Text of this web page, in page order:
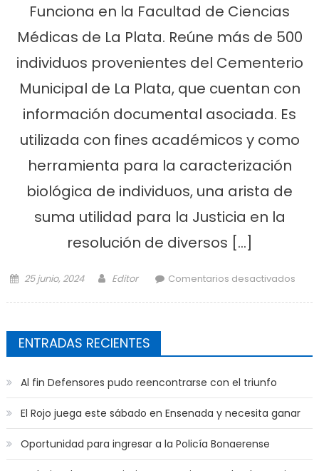
Funciona en la Facultad de Ciencias
Médicas de La Plata. Reúne más de 500
individuos provenientes del Cementerio
Municipal de La Plata, que cuentan con
información documental asociada. Es
utilizada con fines académicos y como
herramienta para la caracterización
biológica de individuos, una arista de
suma utilidad para la Justicia en la
resolución de diversos […]
Posted on
25 junio, 2024 Author
Editor Comentarios desactivados
la
ENTRADAS RECIENTES
Al fin Defensores pudo reencontrarse con el triunfo
El Rojo juega este sábado en Ensenada y necesita ganar
Oportunidad para ingresar a la Policía Bonaerense